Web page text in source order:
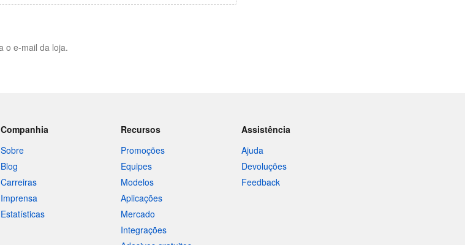
o e-mail da loja.
Companhia
Sobre
Blog
Carreiras
Imprensa
Estatísticas
Recursos
Promoções
Equipes
Modelos
Aplicações
Mercado
Integrações
Assistência
Ajuda
Devoluções
Feedback